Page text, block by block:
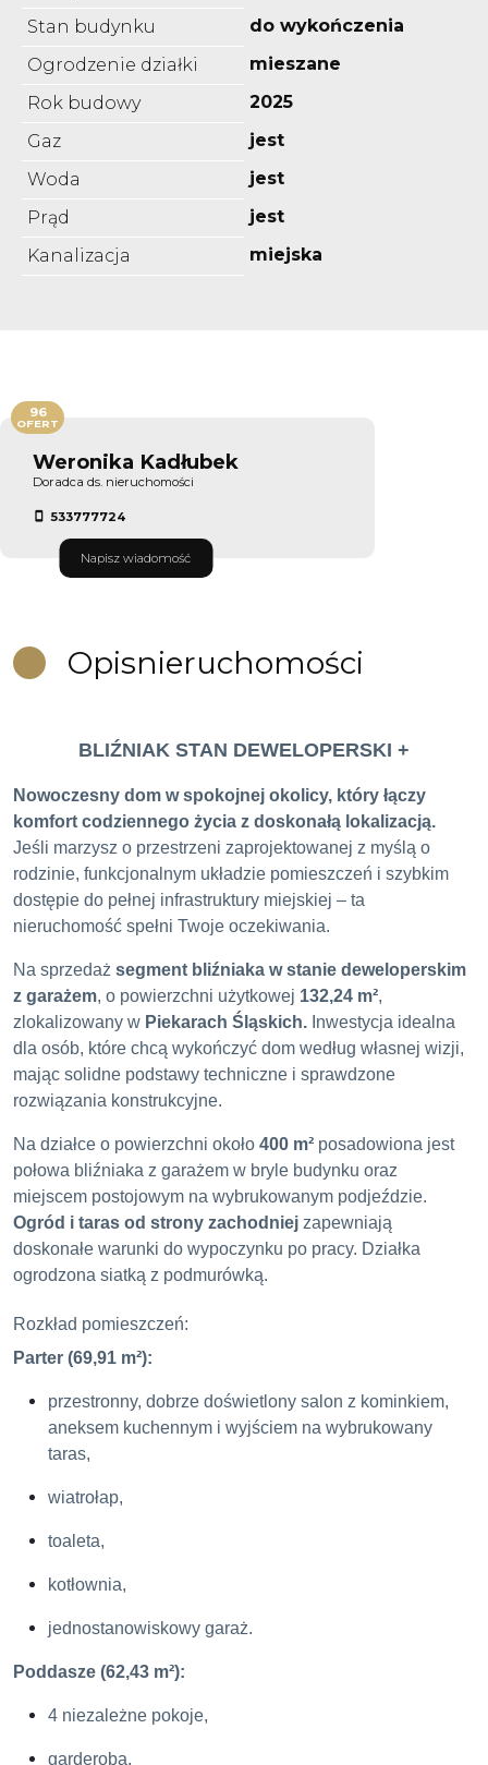
Stan budynku
do wykończenia
Ogrodzenie działki
mieszane
Rok budowy
2025
Gaz
jest
Woda
jest
Prąd
jest
Kanalizacja
miejska
Weronika Kadłubek
Doradca ds. nieruchomości
533777724
Napisz wiadomość
96
OFERT
Opisnieruchomości
BLIŹNIAK STAN DEWELOPERSKI +
Nowoczesny dom w spokojnej okolicy, który łączy
komfort codziennego życia z doskonałą lokalizacją.
Jeśli marzysz o przestrzeni zaprojektowanej z myślą o
rodzinie, funkcjonalnym układzie pomieszczeń i szybkim
dostępie do pełnej infrastruktury miejskiej – ta
nieruchomość spełni Twoje oczekiwania.
Na sprzedaż segment bliźniaka w stanie deweloperskim
z garażem, o powierzchni użytkowej 132,24 m²,
zlokalizowany w Piekarach Śląskich. Inwestycja idealna
dla osób, które chcą wykończyć dom według własnej wizji,
mając solidne podstawy techniczne i sprawdzone
rozwiązania konstrukcyjne.
Na działce o powierzchni około 400 m² posadowiona jest
połowa bliźniaka z garażem w bryle budynku oraz
miejscem postojowym na wybrukowanym podjeździe.
Ogród i taras od strony zachodniej zapewniają
doskonałe warunki do wypoczynku po pracy. Działka
ogrodzona siatką z podmurówką.
Rozkład pomieszczeń:
Parter (69,91 m²):
przestronny, dobrze doświetlony salon z kominkiem,
aneksem kuchennym i wyjściem na wybrukowany
taras,
wiatrołap,
toaleta,
kotłownia,
jednostanowiskowy garaż.
Poddasze (62,43 m²):
4 niezależne pokoje,
garderoba,